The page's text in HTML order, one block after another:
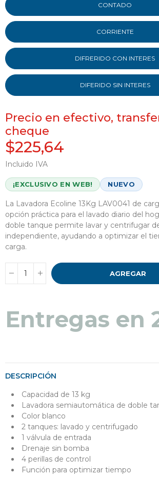
CONTADO
CORRIENTE
DIFRERIDO CON INTERES
DIFERIDO SIN INTERES
Precio en efectivo,
cheque
$225,64
Incluido IVA
¡EXCLUSIVO EN WEB! NUEVO
La Lavadora Ecoline 13Kg LAV0041 de
opción práctica para el lavado diario del
doble tanque permite lavar y centrifugar
independiente, ayudando a optimizar el
carga.
AGREGAR
Entregas en
DESCRIPCIÓN
Capacidad de 13 kg
Lavadora semiautomática de doble
Color blanco
2 tanques: lavado y centrifugado
1 válvula de entrada
Drenaje sin bomba
4 perillas de control
Función para optimizar tiempo